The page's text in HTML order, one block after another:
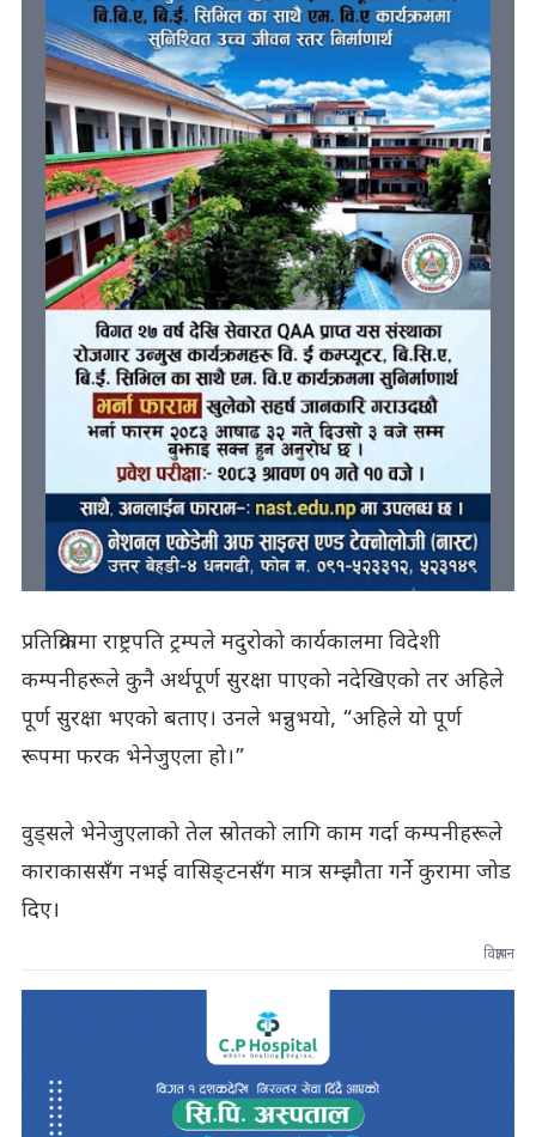
प्रतिक्रियामा राष्ट्रपति ट्रम्पले मदुरोको कार्यकालमा विदेशी
कम्पनीहरूले कुनै अर्थपूर्ण सुरक्षा पाएको नदेखिएको तर अहिले
पूर्ण सुरक्षा भएको बताए। उनले भन्नुभयो, “अहिले यो पूर्ण
रूपमा फरक भेनेजुएला हो।”
वुड्सले भेनेजुएलाको तेल स्रोतको लागि काम गर्दा कम्पनीहरूले
काराकाससँग नभई वासिङ्टनसँग मात्र सम्झौता गर्ने कुरामा जोड
दिए।
विज्ञापन